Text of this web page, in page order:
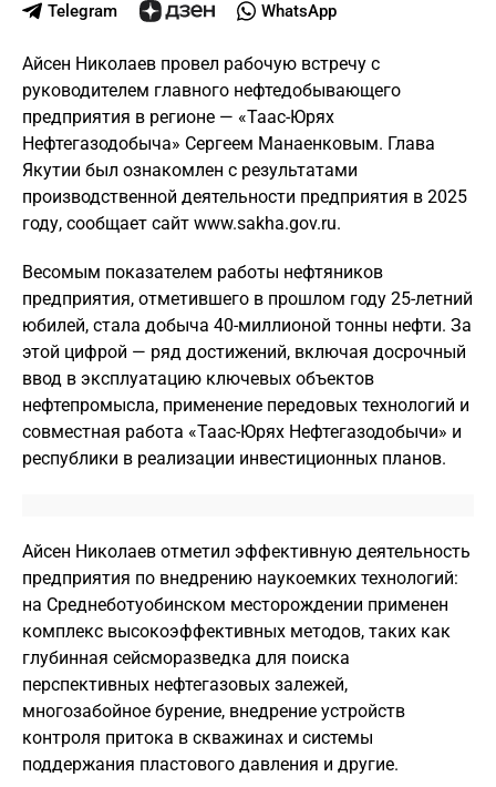
Telegram WhatsApp
Айсен Николаев провел рабочую встречу с
руководителем главного нефтедобывающего
предприятия в регионе — «Таас-Юрях
Нефтегазодобыча» Сергеем Манаенковым. Глава
Якутии был ознакомлен с результатами
производственной деятельности предприятия в 2025
году, сообщает сайт www.sakha.gov.ru.
Весомым показателем работы нефтяников
предприятия, отметившего в прошлом году 25-летний
юбилей, стала добыча 40-миллионой тонны нефти. За
этой цифрой — ряд достижений, включая досрочный
ввод в эксплуатацию ключевых объектов
нефтепромысла, применение передовых технологий и
совместная работа «Таас-Юрях Нефтегазодобычи» и
республики в реализации инвестиционных планов.
Айсен Николаев отметил эффективную деятельность
предприятия по внедрению наукоемких технологий:
на Среднеботуобинском месторождении применен
комплекс высокоэффективных методов, таких как
глубинная сейсморазведка для поиска
перспективных нефтегазовых залежей,
многозабойное бурение, внедрение устройств
контроля притока в скважинах и системы
поддержания пластового давления и другие.